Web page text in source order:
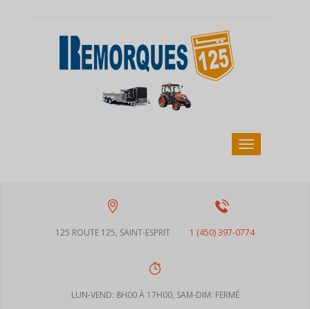
125 ROUTE 125, SAINT-ESPRIT 1 (450) 397-0774
LUN-VEND: 8H00 À 17H00, SAM-DIM: FERMÉ